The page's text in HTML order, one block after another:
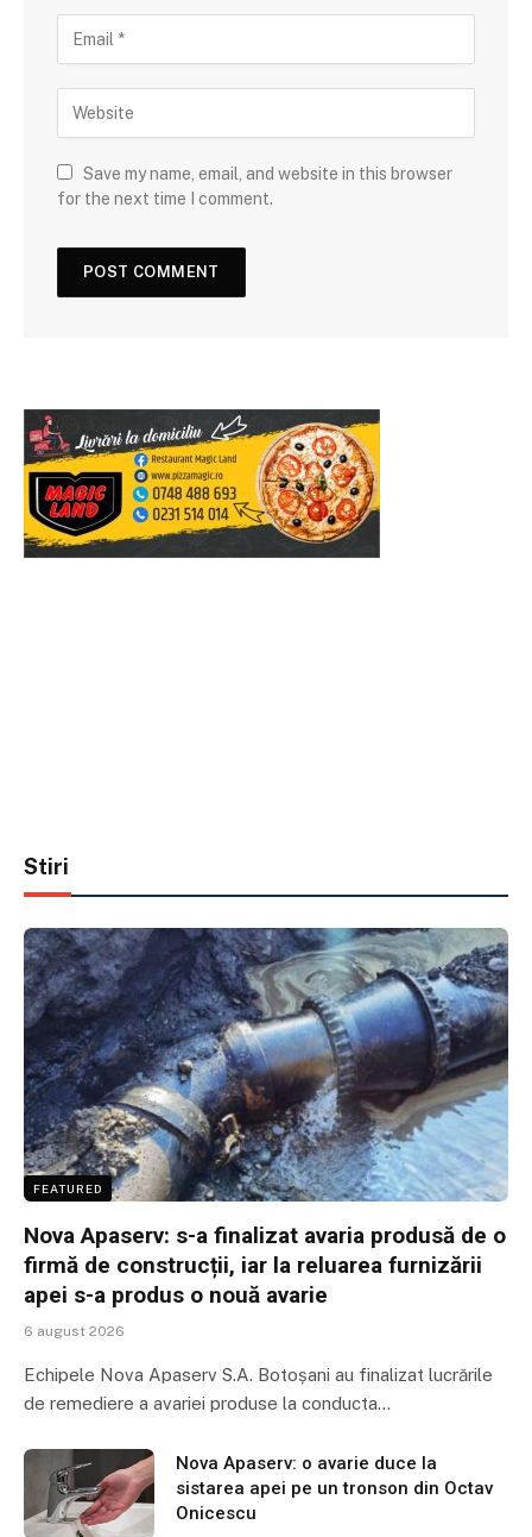
Save my name, email, and website in this browser
for the next time I comment.
Stiri
FEATURED
Nova Apaserv: s-a finalizat avaria produsă de o
firmă de construcții, iar la reluarea furnizării
apei s-a produs o nouă avarie
6 august 2026
Echipele Nova Apaserv S.A. Botoșani au finalizat lucrările
de remediere a avariei produse la conducta…
Nova Apaserv: o avarie duce la
sistarea apei pe un tronson din Octav
Onicescu